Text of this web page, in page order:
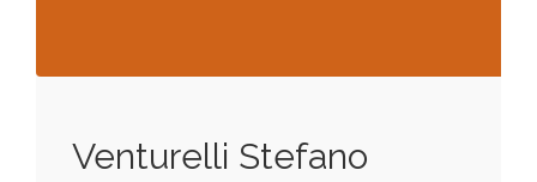
Venturelli Stefano